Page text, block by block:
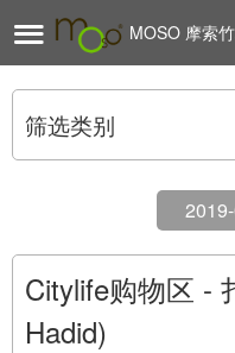
 MOSO 摩索
筛选类别
Citylife购物区 -
Hadid)